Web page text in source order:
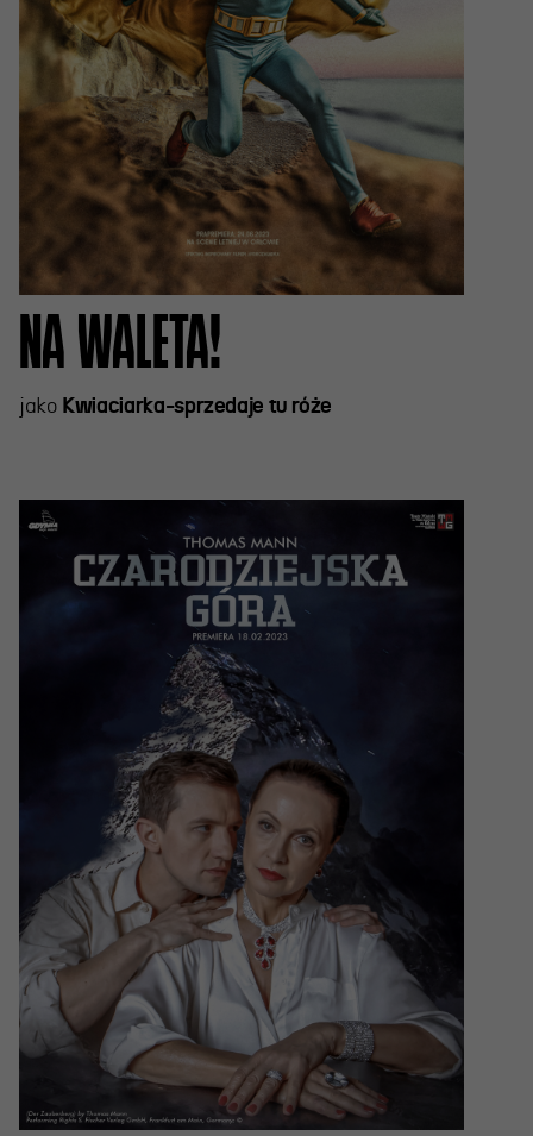
NA WALETA!
jako Kwiaciarka-sprzedaje tu róże